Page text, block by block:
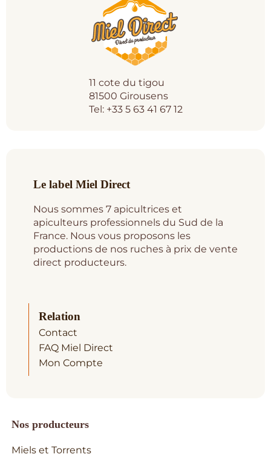
11 cote du tigou
81500 Girousens
Tel: +33 5 63 41 67 12
Le label Miel Direct
Nous sommes 7 apicultrices et
apiculteurs professionnels du Sud de la
France. Nous vous proposons les
productions de nos ruches à prix de vente
direct producteurs.
Relation
Contact
FAQ Miel Direct
Mon Compte
Nos producteurs
Miels et Torrents